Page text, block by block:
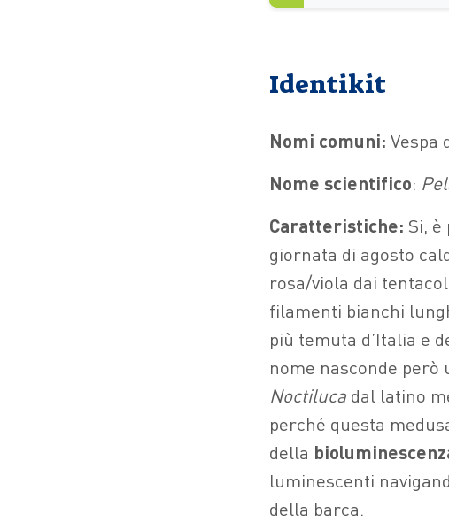
Identikit
Nomi comuni: Vespa
Nome scientifico:
Caratteristiche: Si,
giornata di agosto
rosa/viola dai
filamenti bianchi
più temuta d’Italia e
nome nasconde però
Noctiluca dal latino
perché questa
della
luminescenti
della barca.